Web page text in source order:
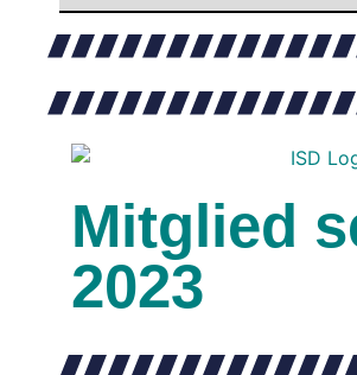
Mitglied
2023